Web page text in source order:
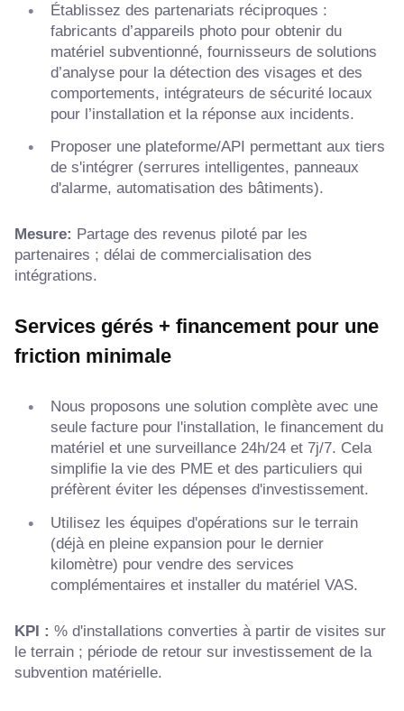
Établissez des partenariats réciproques :
fabricants d’appareils photo pour obtenir du
matériel subventionné, fournisseurs de solutions
d’analyse pour la détection des visages et des
comportements, intégrateurs de sécurité locaux
pour l’installation et la réponse aux incidents.
Proposer une plateforme/API permettant aux tiers
de s'intégrer (serrures intelligentes, panneaux
d'alarme, automatisation des bâtiments).
Mesure: Partage des revenus piloté par les
partenaires ; délai de commercialisation des
intégrations.
Services gérés + financement pour une
friction minimale
Nous proposons une solution complète avec une
seule facture pour l'installation, le financement du
matériel et une surveillance 24h/24 et 7j/7. Cela
simplifie la vie des PME et des particuliers qui
préfèrent éviter les dépenses d'investissement.
Utilisez les équipes d'opérations sur le terrain
(déjà en pleine expansion pour le dernier
kilomètre) pour vendre des services
complémentaires et installer du matériel VAS.
KPI : % d'installations converties à partir de visites sur
le terrain ; période de retour sur investissement de la
subvention matérielle.